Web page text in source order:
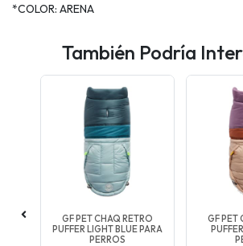
*COLOR: ARENA
También Podría
GF PET CHAQ RETRO
PUFFER LIGHT BLUE PARA
PERROS
GF PET